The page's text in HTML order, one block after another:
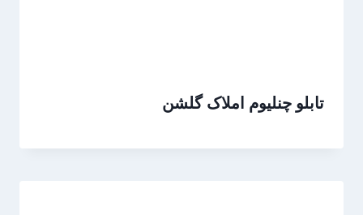
تابلو چنلیوم املاک گلشن